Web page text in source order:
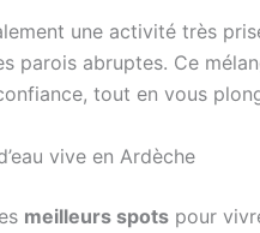
une activité très
parois abruptes. Ce
tout en vous
vive en Ardèche
meilleurs spots pour